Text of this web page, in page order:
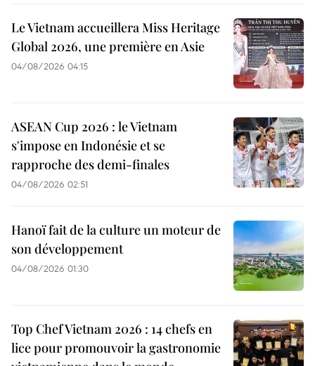
Le Vietnam accueillera Miss Heritage
Global 2026, une première en Asie
04/08/2026 04:15
ASEAN Cup 2026 : le Vietnam
s'impose en Indonésie et se
rapproche des demi-finales
04/08/2026 02:51
Hanoï fait de la culture un moteur de
son développement
04/08/2026 01:30
Top Chef Vietnam 2026 : 14 chefs en
lice pour promouvoir la gastronomie